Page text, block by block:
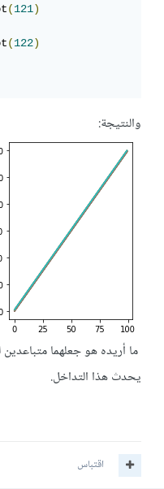
(121)
(122)
والنتيجة:
ما أريده هو جعلهما
يحدث هذا التداخل.
اقتباس